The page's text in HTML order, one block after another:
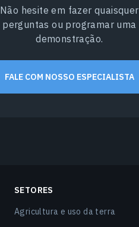
Não hesite em fazer quaisquer
perguntas ou programar uma
demonstração.
FALE COM NOSSO ESPECIALISTA
SETORES
Agricultura e uso da terra